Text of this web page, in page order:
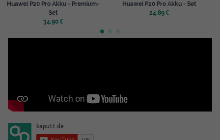
Huawei P20 Pro Akku - Premium-
Set
34,90 €
Huawei P20 Pro Akku - Set
24,89 €